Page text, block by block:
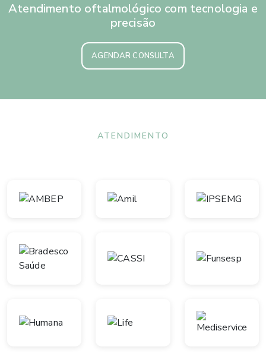
Atendimento oftalmológico com tecnologia e
precisão
AGENDAR CONSULTA
ATENDIMENTO